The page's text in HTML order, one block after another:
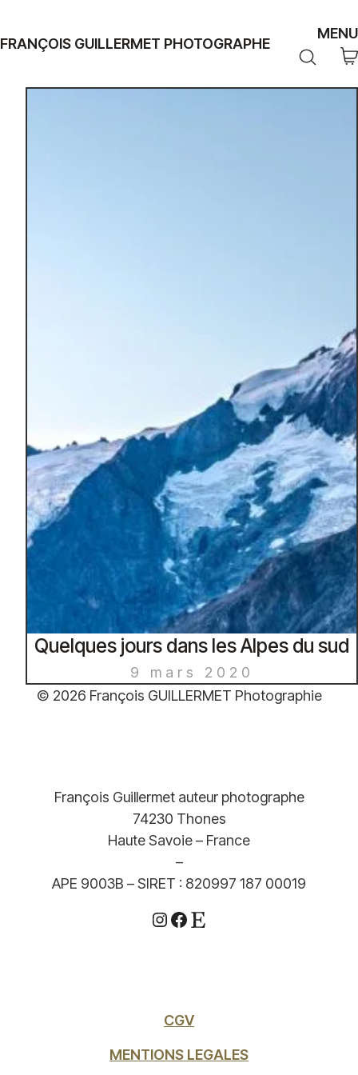
FRANÇOIS GUILLERMET PHOTOGRAPHE
MENU
Quelques jours dans les Alpes du sud
9 mars 2020
© 2026 François GUILLERMET Photographie
François Guillermet auteur photographe
74230 Thones
Haute Savoie – France
–
APE 9003B – SIRET : 820997 187 00019
Instagram
Facebook
Etsy
CGV
MENTIONS LEGALES